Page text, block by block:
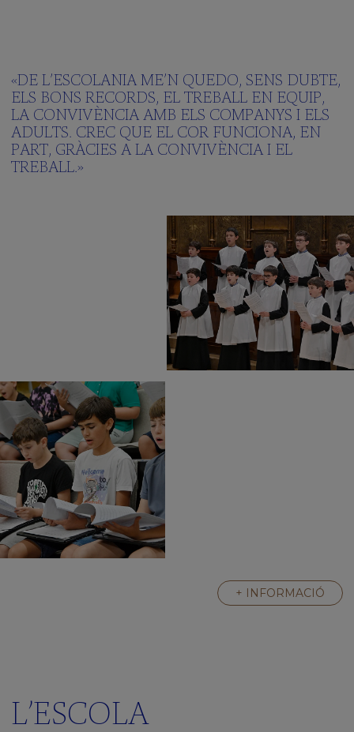
«DE L’ESCOLANIA ME’N QUEDO, SENS DUBTE,
ELS BONS RECORDS, EL TREBALL EN EQUIP,
LA CONVIVÈNCIA AMB ELS COMPANYS I ELS
ADULTS. CREC QUE EL COR FUNCIONA, EN
PART, GRÀCIES A LA CONVIVÈNCIA I EL
TREBALL.»
+ INFORMACIÓ
L’ESCOLA